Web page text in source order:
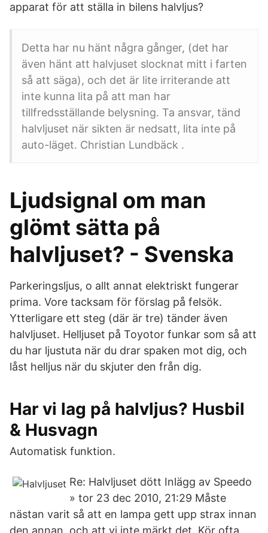
apparat för att ställa in bilens halvljus?
Detta har nu hänt några gånger, (det har
även hänt att halvjuset slocknat mitt i farten
så att säga), och det är lite irriterande att
inte kunna lita på att man har
tillfredsställande belysning. Ta ansvar, tänd
halvljuset när sikten är nedsatt, lita inte på
auto-läget. Christian Lundbäck .
Ljudsignal om man
glömt sätta på
halvljuset? - Svenska
Parkeringsljus, o allt annat elektriskt fungerar
prima. Vore tacksam för förslag på felsök.
Ytterligare ett steg (där är tre) tänder även
halvljuset. Helljuset på Toyotor funkar som så att
du har ljustuta när du drar spaken mot dig, och
låst helljus när du skjuter den från dig.
Har vi lag på halvljus? Husbil
& Husvagn
Automatisk funktion.
Re: Halvljuset dött Inlägg av Speedo
» tor 23 dec 2010, 21:29 Måste
nästan varit så att en lampa gett upp strax innan
den annan, och att vi inte märkt det. Kör ofta